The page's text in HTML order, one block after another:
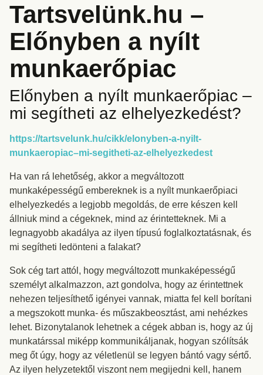
Tartsvelünk.hu –
Előnyben a nyílt
munkaerőpiac
Előnyben a nyílt munkaerőpiac –
mi segítheti az elhelyezkedést?
https://tartsvelunk.hu/cikk/elonyben-a-nyilt-
munkaeropiac–mi-segitheti-az-elhelyezkedest
Ha van rá lehetőség, akkor a megváltozott
munkaképességű embereknek is a nyílt munkaerőpiaci
elhelyezkedés a legjobb megoldás, de erre készen kell
állniuk mind a cégeknek, mind az érintetteknek. Mi a
legnagyobb akadálya az ilyen típusú foglalkoztatásnak, és
mi segítheti ledönteni a falakat?
Sok cég tart attól, hogy megváltozott munkaképességű
személyt alkalmazzon, azt gondolva, hogy az érintettnek
nehezen teljesíthető igényei vannak, miatta fel kell borítani
a megszokott munka- és műszakbeosztást, ami nehézkes
lehet. Bizonytalanok lehetnek a cégek abban is, hogy az új
munkatárssal miképp kommunikáljanak, hogyan szólítsák
meg őt úgy, hogy az véletlenül se legyen bántó vagy sértő.
Az ilyen helyzetektől viszont nem megijedni kell, hanem